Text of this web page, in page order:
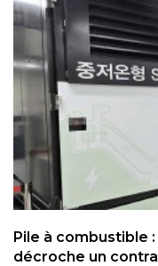
Pile à combustible
décroche un